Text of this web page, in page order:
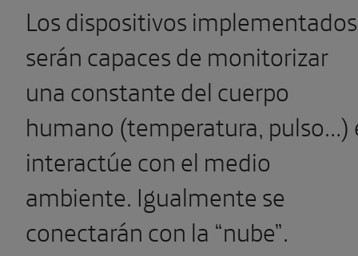
Los dispositivos implementados
serán capaces de monitorizar
una constante del cuerpo
humano (temperatura, pulso…)
interactúe con el medio
ambiente. Igualmente se
conectarán con la “nube”.